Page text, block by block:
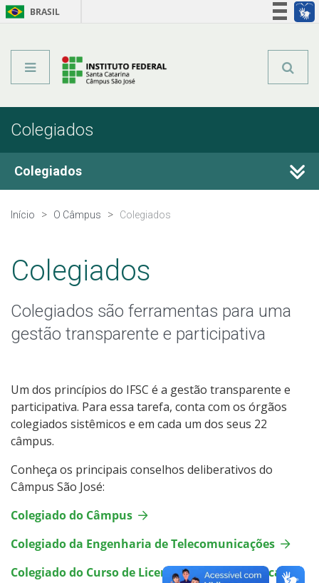
BRASIL
Colegiados
Colegiados
Colegiado do Câmpus
Colegiado de Licenciatura em Química
Colegiado de Análise e Desenvolvimento de Sistemas
Início O Câmpus Colegiados
Colegiados
Colegiados são ferramentas para uma
gestão transparente e participativa
Um dos princípios do IFSC é a gestão transparente e
participativa. Para essa tarefa, conta com os órgãos
colegiados sistêmicos e em cada um dos seus 22
câmpus.
Conheça os principais conselhos deliberativos do
Câmpus São José:
Colegiado do Câmpus
Colegiado da Engenharia de Telecomunicações
Colegiado do Curso de Licenciatura em Química